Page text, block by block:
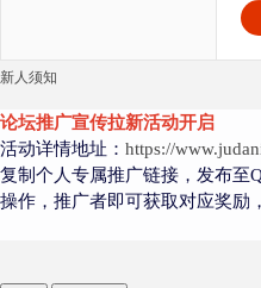
新人须知
论坛推广宣传拉新活动开启
活动详情地址： https://
复制个人专属推广链接，发布至
操作，推广者即可获取对应奖励